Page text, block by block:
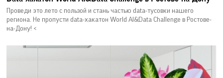
Проведи это лето с пользой и стань частью data-тусовки нашего
региона. Не пропусти data-хакатон World AI&Data Challenge в Ростове-
на-Дону! <